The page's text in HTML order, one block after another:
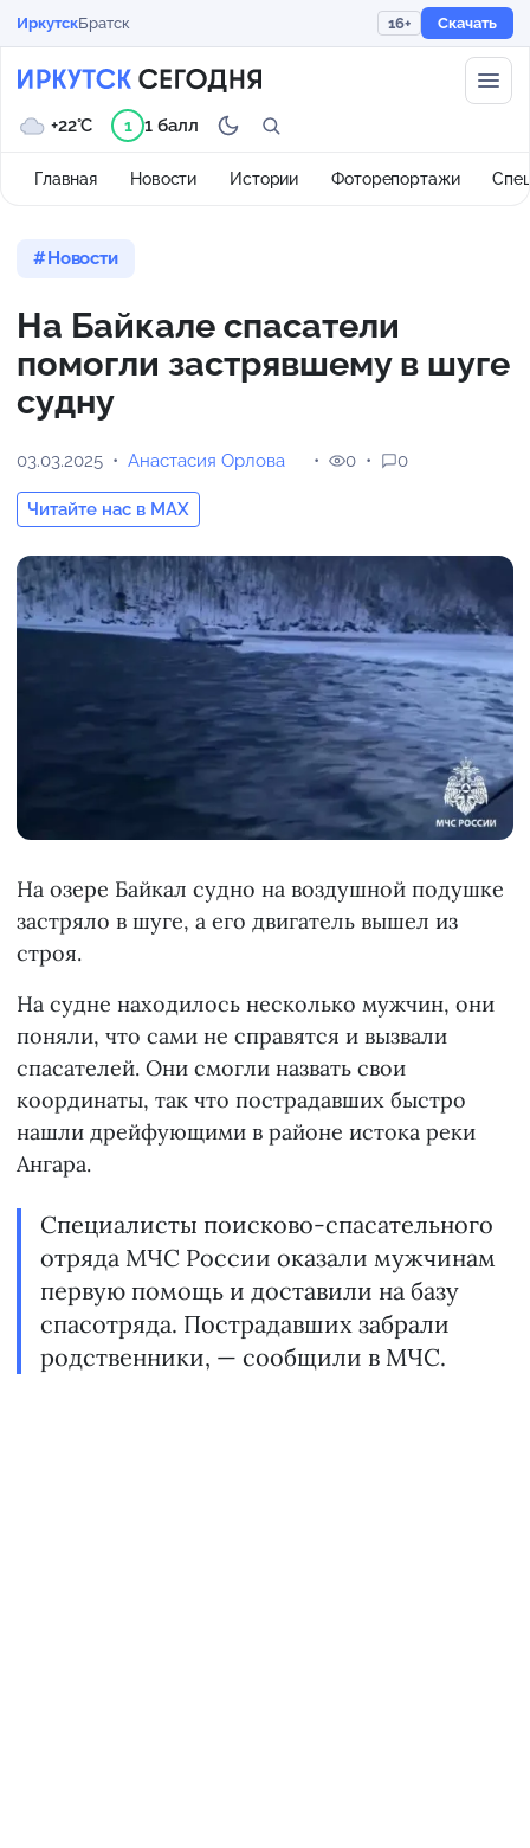
ИркутскБратск 16+ Скачать
Главная Новости Истории Фоторепортажи
+22°C 1 1 балл
Новости
На Байкале спасатели
помогли застрявшему в шуге
судну
03.03.2025 Анастасия Орлова
Читайте нас в MAX
0 0
На озере Байкал судно на воздушной подушке
застряло в шуге, а его двигатель вышел из
строя.
На судне находилось несколько мужчин, они
поняли, что сами не справятся и вызвали
спасателей. Они смогли назвать свои
координаты, так что пострадавших быстро
нашли дрейфующими в районе истока реки
Ангара.
Специалисты поисково-спасательного
отряда МЧС России оказали мужчинам
первую помощь и доставили на базу
спасотряда. Пострадавших забрали
родственники, — сообщили в МЧС.